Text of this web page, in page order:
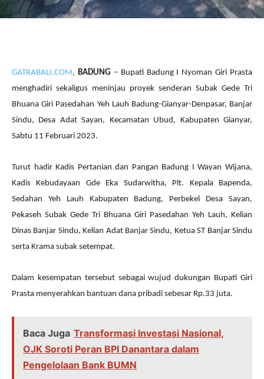
GATRABALI.COM, BADUNG – Bupati Badung I Nyoman Giri Prasta
menghadiri sekaligus meninjau proyek senderan Subak Gede Tri
Bhuana Giri Pasedahan Yeh Lauh Badung-Gianyar-Denpasar, Banjar
Sindu, Desa Adat Sayan, Kecamatan Ubud, Kabupaten Gianyar,
Sabtu 11 Februari 2023.
Turut hadir Kadis Pertanian dan Pangan Badung I Wayan Wijana,
Kadis Kebudayaan Gde Eka Sudarwitha, Plt. Kepala Bapenda,
Sedahan Yeh Lauh Kabupaten Badung, Perbekel Desa Sayan,
Pekaseh Subak Gede Tri Bhuana Giri Pasedahan Yeh Lauh, Kelian
Dinas Banjar Sindu, Kelian Adat Banjar Sindu, Ketua ST Banjar Sindu
serta Krama subak setempat.
Dalam kesempatan tersebut sebagai wujud dukungan Bupati Giri
Prasta menyerahkan bantuan dana pribadi sebesar Rp.33 juta.
Baca Juga Transformasi Investasi Nasional,
OJK Soroti Peran BPI Danantara dalam
Pengelolaan Bank BUMN